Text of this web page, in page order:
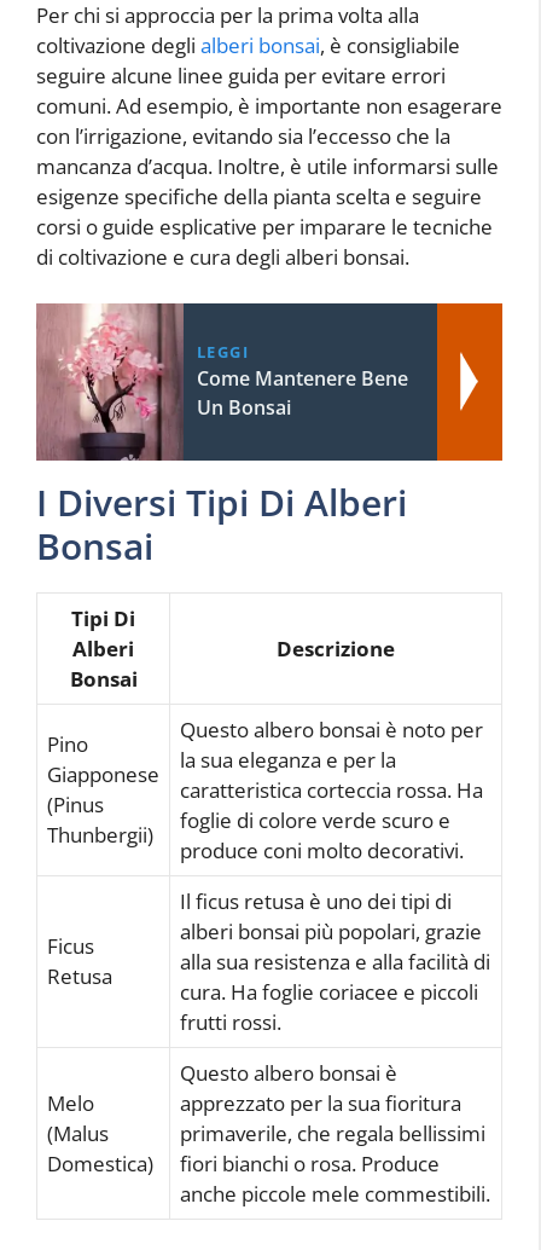
Per chi si approccia per la prima volta alla
coltivazione degli alberi bonsai, è consigliabile
seguire alcune linee guida per evitare errori
comuni. Ad esempio, è importante non esagerare
con l’irrigazione, evitando sia l’eccesso che la
mancanza d’acqua. Inoltre, è utile informarsi sulle
esigenze specifiche della pianta scelta e seguire
corsi o guide esplicative per imparare le tecniche
di coltivazione e cura degli alberi bonsai.
LEGGI
Come Mantenere Bene
Un Bonsai
I Diversi Tipi Di Alberi
Bonsai
Tipi Di
Alberi
Bonsai
Descrizione
Pino
Giapponese
(Pinus
Thunbergii)
Questo albero bonsai è noto per
la sua eleganza e per la
caratteristica corteccia rossa. Ha
foglie di colore verde scuro e
produce coni molto decorativi.
Ficus
Retusa
Il ficus retusa è uno dei tipi di
alberi bonsai più popolari, grazie
alla sua resistenza e alla facilità di
cura. Ha foglie coriacee e piccoli
frutti rossi.
Melo
(Malus
Domestica)
Questo albero bonsai è
apprezzato per la sua fioritura
primaverile, che regala bellissimi
fiori bianchi o rosa. Produce
anche piccole mele commestibili.